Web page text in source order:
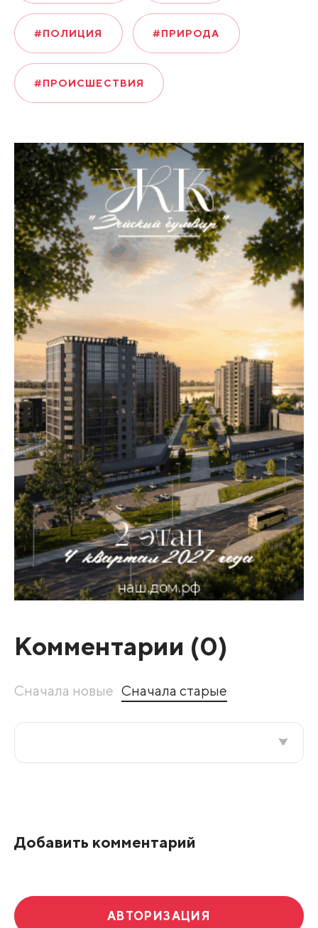
#ПОЛИЦИЯ #ПРИРОДА
#ПРОИСШЕСТВИЯ
Комментарии (0)
Сначала новые Сначала старые
Добавить комментарий
АВТОРИЗАЦИЯ